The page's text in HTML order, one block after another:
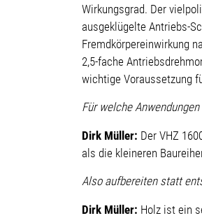
Wirkungsgrad. Der
ausgeklügelte Antriebs-
Fremdkörpereinwirkung
2,5-fache
wichtige Voraussetzung
Für welche
Dirk Müller: Der VHZ
als die kleineren
Also aufbereiten statt
Dirk Müller: Holz ist ein